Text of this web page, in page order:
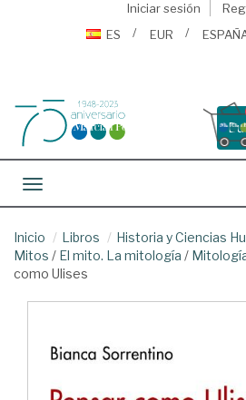
Iniciar sesión
ES
EUR
Toggle navigation
Inicio Libros Historia y Ciencias
Mitos / El mito. La mitología /
como Ulises